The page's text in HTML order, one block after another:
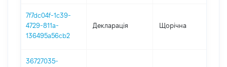
7f7dc04f-1c39-
4729-811a-
136495a56cb2
Декларація Щорічна
36727035-